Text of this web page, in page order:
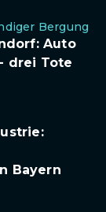
Bergung
Auto
drei Tote
Bayern